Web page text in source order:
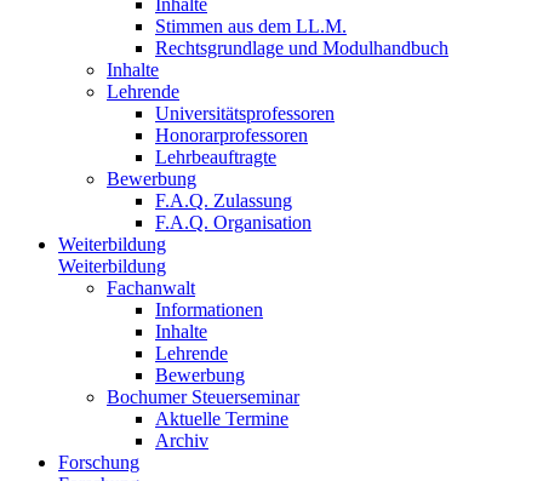
Inhalte
Stimmen aus dem LL.M.
Rechtsgrundlage und Modulhandbuch
Inhalte
Lehrende
Universitätsprofessoren
Honorarprofessoren
Lehrbeauftragte
Bewerbung
F.A.Q. Zulassung
F.A.Q. Organisation
Weiterbildung
Weiterbildung
Fachanwalt
Informationen
Inhalte
Lehrende
Bewerbung
Bochumer Steuerseminar
Aktuelle Termine
Archiv
Forschung